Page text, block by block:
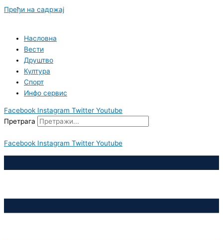
Пређи на садржај
Насловна
Вести
Друштво
Култура
Спорт
Инфо сервис
Facebook Instagram Twitter Youtube
Претрага
Facebook Instagram Twitter Youtube